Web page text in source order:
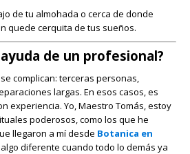
de tu almohada o cerca de donde
quede cerquita de tus sueños.
de un profesional?
complican: terceras personas,
largas. En esos casos, es
experiencia. Yo, Maestro Tomás, estoy
poderosos, como los que he
llegaron a mí desde Botanica en
diferente cuando todo lo demás ya